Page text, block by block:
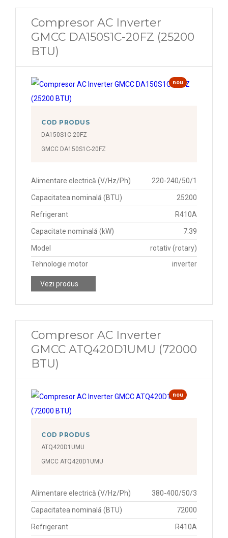
Compresor AC Inverter
GMCC DA150S1C-20FZ (25200
BTU)
nou
COD PRODUS
DA150S1C-20FZ
GMCC DA150S1C-20FZ
Alimentare electrică (V/Hz/Ph) 220-240/50/1
Capacitatea nominală (BTU) 25200
Refrigerant R410A
Capacitate nominală (kW) 7.39
Model
rotativ (rotary)
Tehnologie motor
inverter
Vezi produs
Compresor AC Inverter
GMCC ATQ420D1UMU (72000
BTU)
nou
COD PRODUS
ATQ420D1UMU
GMCC ATQ420D1UMU
Alimentare electrică (V/Hz/Ph) 380-400/50/3
Capacitatea nominală (BTU) 72000
Refrigerant R410A